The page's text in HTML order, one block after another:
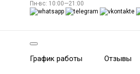
Пн-вс: 10:00—21:00
График работы Отзывы